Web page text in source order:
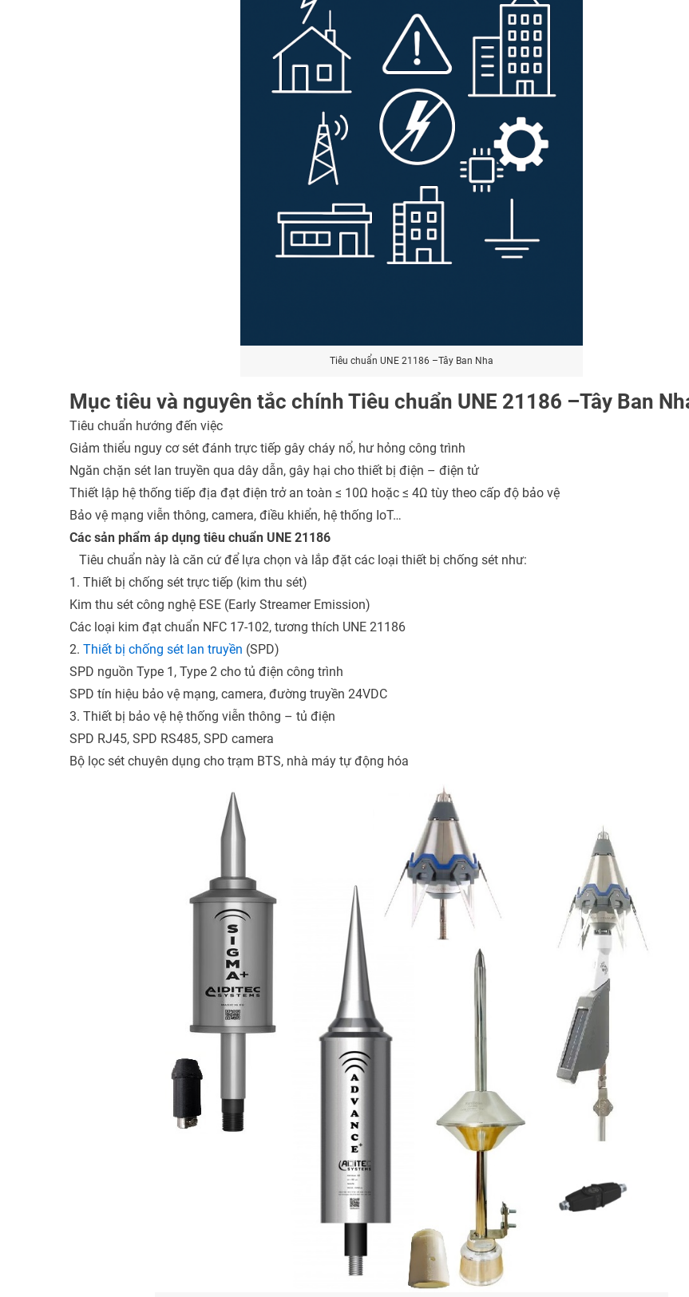
Tiêu chuẩn UNE 21186 –Tây Ban Nha
Mục tiêu và nguyên tắc chính Tiêu chuẩn UNE 21186 –Tây Ban
Tiêu chuẩn hướng đến việc
Giảm thiểu nguy cơ sét đánh trực tiếp gây cháy nổ, hư hỏng công trình
Ngăn chặn sét lan truyền qua dây dẫn, gây hại cho thiết bị điện – điện tử
Thiết lập hệ thống tiếp địa đạt điện trở an toàn ≤ 10Ω hoặc ≤ 4Ω tùy theo cấp độ bảo vệ
Bảo vệ mạng viễn thông, camera, điều khiển, hệ thống IoT…
Các sản phẩm áp dụng tiêu chuẩn UNE 21186
Tiêu chuẩn này là căn cứ để lựa chọn và lắp đặt các loại thiết bị chống sét như:
1. Thiết bị chống sét trực tiếp (kim thu sét)
Kim thu sét công nghệ ESE (Early Streamer Emission)
Các loại kim đạt chuẩn NFC 17-102, tương thích UNE 21186
2. Thiết bị chống sét lan truyền (SPD)
SPD nguồn Type 1, Type 2 cho tủ điện công trình
SPD tín hiệu bảo vệ mạng, camera, đường truyền 24VDC
3. Thiết bị bảo vệ hệ thống viễn thông – tủ điện
SPD RJ45, SPD RS485, SPD camera
Bộ lọc sét chuyên dụng cho trạm BTS, nhà máy tự động hóa